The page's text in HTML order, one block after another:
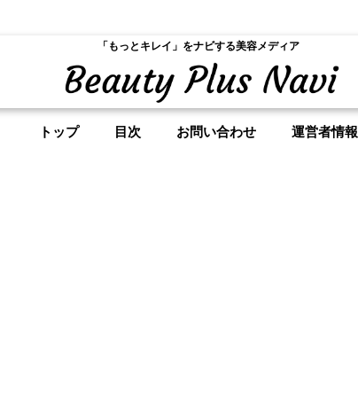
「もっとキレイ」をナビする美容メディア
トップ 目次 お問い合わせ 運営者情報